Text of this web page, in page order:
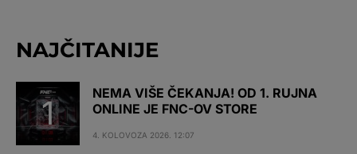
NAJČITANIJE
NEMA VIŠE ČEKANJA! OD 1. RUJNA
ONLINE JE FNC-OV STORE
4. KOLOVOZA 2026. 12:07